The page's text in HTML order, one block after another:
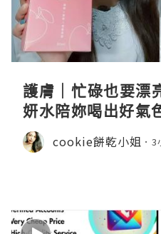
護膚｜忙碌也要漂
妍水陪妳喝出好氣
cookie餅乾小姐 3